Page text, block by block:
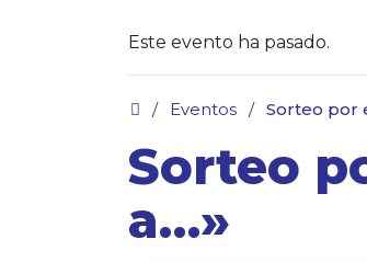
Este evento ha pasado.
/ Eventos / Sorteo por
Sorteo
a…»